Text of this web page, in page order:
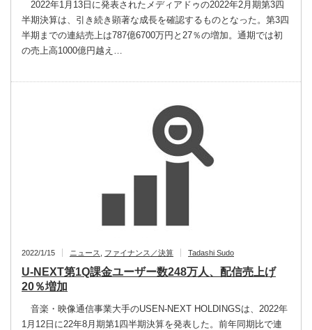
2022年1月13日に発表されたメディアドゥの2022年2月期第3四
半期決算は、引き続き顕著な成長を確認するものとなった。第3四
半期までの連結売上は787億6700万円と27％の増加。通期では初
の売上高1000億円越え…
2022/1/15 ニュース ファイナンス／決算 Tadashi Sudo
U-NEXT第1Q課金ユーザー数248万人、配信売上げ
20％増加
音楽・映像通信事業大手のUSEN-NEXT HOLDINGSは、2022年
1月12日に22年8月期第1四半期決算を発表した。前年同期比で連